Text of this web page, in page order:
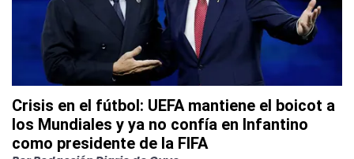
Crisis en el fútbol: UEFA mantiene el boicot a
los Mundiales y ya no confía en Infantino
como presidente de la FIFA